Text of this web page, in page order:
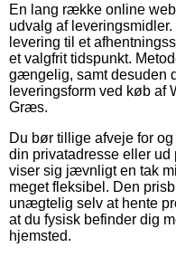
En lang række online
udvalg af
levering til et
et valgfrit tidspunkt.
gængelig, samt desuden
leveringsform ved køb af
Græs.
Du bør tillige afveje for
din privatadresse eller
viser sig jævnligt en tak
meget fleksibel. Den
unægtelig selv at hente
at du fysisk befinder dig
hjemsted.